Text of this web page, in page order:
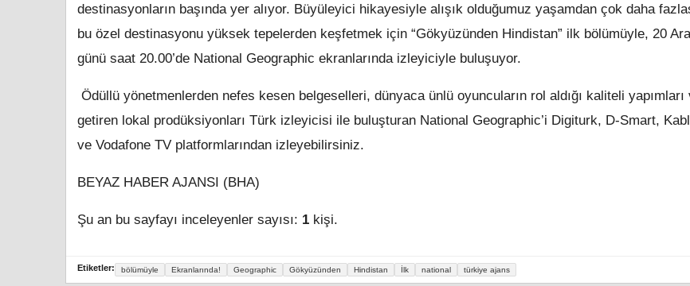
destinasyonların başında yer alıyor. Büyüleyici hikayesiyle alışık olduğumuz yaşamdan çok daha
bu özel destinasyonu yüksek tepelerden keşfetmek için “Gökyüzünden Hindistan” ilk bölümüyle, 20
günü saat 20.00’de National Geographic ekranlarında izleyiciyle buluşuyor.
Ödüllü yönetmenlerden nefes kesen belgeselleri, dünyaca ünlü oyuncuların rol aldığı kaliteli yapımları
getiren lokal prodüksiyonları Türk izleyicisi ile buluşturan National Geographic’i Digiturk, D-Smart,
ve Vodafone TV platformlarından izleyebilirsiniz.
BEYAZ HABER AJANSI (BHA)
Şu an bu sayfayı inceleyenler sayısı: 1 kişi.
Etiketler: bölümüyle Ekranlarında! Geographic Gökyüzünden Hindistan İlk national türkiye ajans